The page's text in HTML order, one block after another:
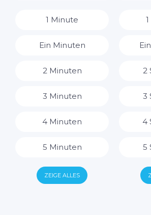
1 Minute
Ein Minuten
2 Minuten
3 Minuten
4 Minuten
5 Minuten
6 Minuten
ZEIGE ALLES
2
3
4
5
6